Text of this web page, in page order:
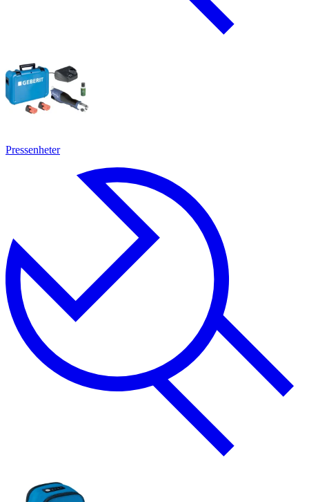
Pressenheter